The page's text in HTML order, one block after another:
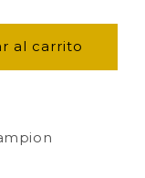
al carrito